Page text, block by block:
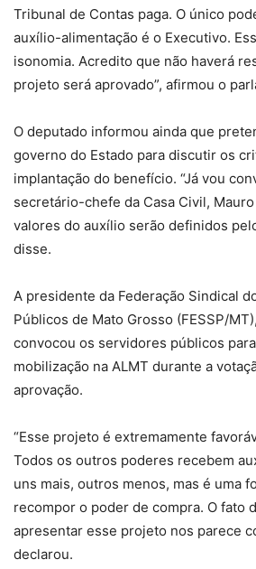
Tribunal de Contas paga. O único
auxílio-alimentação é o Executivo.
isonomia. Acredito que não haverá
projeto será aprovado”, afirmou o
O deputado informou ainda que
governo do Estado para discutir os
implantação do benefício. “Já vou
secretário-chefe da Casa Civil,
valores do auxílio serão definidos
disse.
A presidente da Federação Sindical
Públicos de Mato Grosso (FESSP/
convocou os servidores públicos
mobilização na ALMT durante a
aprovação.
“Esse projeto é extremamente
Todos os outros poderes recebem
uns mais, outros menos, mas é uma
recompor o poder de compra. O fato
apresentar esse projeto nos parece
declarou.